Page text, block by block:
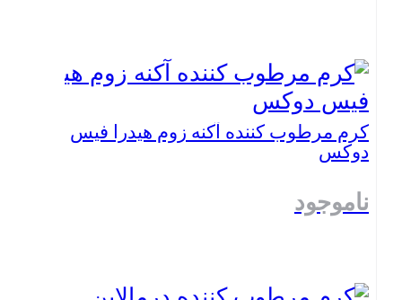
بستن
کرم مرطوب کننده آکنه زوم هیدرا فیس
دوکس
ناموجود
بستن